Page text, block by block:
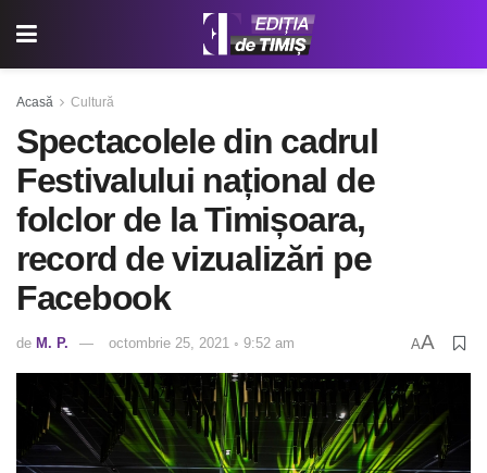
Acasă Cultură
Spectacolele din cadrul
Festivalului național de
folclor de la Timișoara,
record de vizualizări pe
Facebook
de M. P. octombrie 25, 2021 ◦ 9:52 am AA